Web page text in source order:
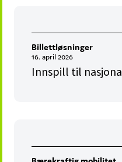
Billettløsninger
16. april 2026
Innspill til